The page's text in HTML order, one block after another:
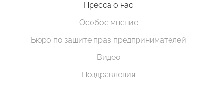
Пресса о нас
Особое мнение
Бюро по защите прав предпринимателей
Видео
Поздравления